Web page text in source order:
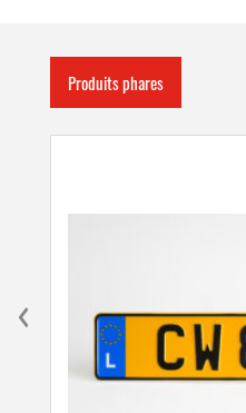
Produits phares